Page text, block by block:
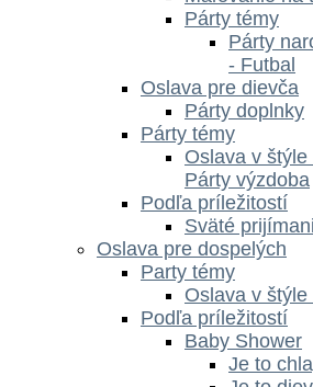
Párty témy
Párty
- Futbal
Oslava pre dievča
Párty doplnky
Párty témy
Oslava v
Párty výzdoba
Podľa príležitostí
Sväté
Oslava pre dospelých
Party témy
Oslava v štýle
Podľa príležitostí
Baby Shower
Je to